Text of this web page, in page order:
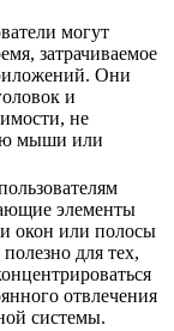
могут
затрачиваемое
Они
и
не
мыши или
элементы
окон или полосы
для тех,
отвлечения
системы.